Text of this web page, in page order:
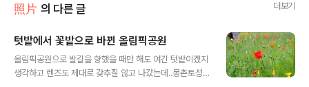
照片 의 다른 글 더보기
텃밭에서 꽃밭으로 바뀐 올림픽공원
올림픽공원으로 발길을 향했을 때만 해도 여긴 텃밭이겠지
생각하고 렌즈도 제대로 갖추질 않고 나갔는데..몽촌토성